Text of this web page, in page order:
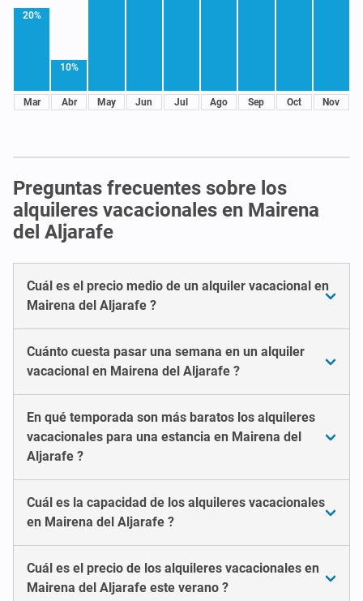
20%
Mar
10%
Abr May Jun Jul Ago Sep Oct Nov
Preguntas frecuentes sobre los
alquileres vacacionales en Mairena
del Aljarafe
Cuál es el precio medio de un alquiler vacacional en
Mairena del Aljarafe ?
Cuánto cuesta pasar una semana en un alquiler
vacacional en Mairena del Aljarafe ?
En qué temporada son más baratos los alquileres
vacacionales para una estancia en Mairena del
Aljarafe ?
Cuál es la capacidad de los alquileres vacacionales
en Mairena del Aljarafe ?
Cuál es el precio de los alquileres vacacionales en
Mairena del Aljarafe este verano ?